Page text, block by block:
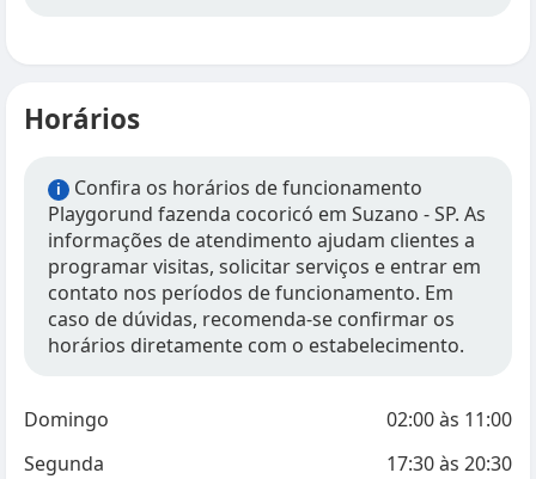
Horários
i
Confira os horários de funcionamento
Playgorund fazenda cocoricó em Suzano - SP. As
informações de atendimento ajudam clientes a
programar visitas, solicitar serviços e entrar em
contato nos períodos de funcionamento. Em
caso de dúvidas, recomenda-se confirmar os
horários diretamente com o estabelecimento.
Domingo 02:00às 11:00
Segunda
17:30às 20:30